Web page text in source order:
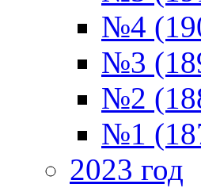
№4
№3
№2
№1
2023 год